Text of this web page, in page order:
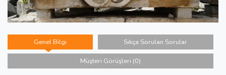
Genel Bilgi Sıkça Sorulan Sorular
Müşteri Görüşleri (0)